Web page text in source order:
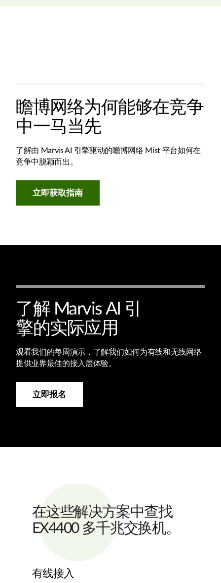
瞻博网络为何能够在竞争
中一马当先
了解由 Marvis AI 引擎驱动的瞻博网络 Mist 平台如何在
竞争中脱颖而出。
立即获取指南
了解 Marvis AI 引
擎的实际应用
观看我们的每周演示，了解我们如何为有线和无线网络
提供业界最佳的接入层体验。
立即报名
在这些解决方案中查找
EX4400 多千兆交换机。
有线接入